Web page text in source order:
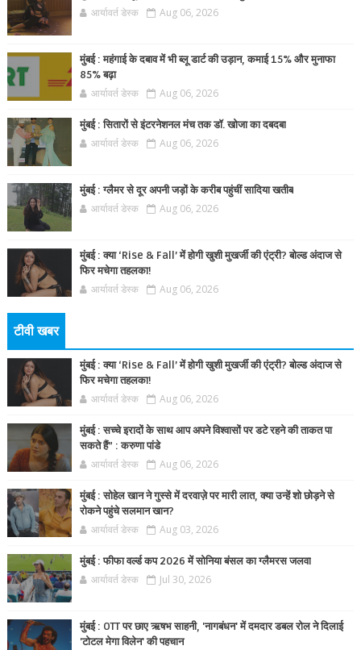
आर्यावर्त डेस्क Aug 06, 2026
मुंबई : महंगाई के दबाव में भी ब्लू डार्ट की उड़ान, कमाई 15% और मुनाफा
85% बढ़ा
आर्यावर्त डेस्क Aug 06, 2026
मुंबई : सितारों से इंटरनेशनल मंच तक डॉ. खोजा का दबदबा
आर्यावर्त डेस्क Aug 06, 2026
मुंबई : ग्लैमर से दूर अपनी जड़ों के करीब पहुंचीं सादिया खतीब
आर्यावर्त डेस्क Aug 06, 2026
मुंबई : क्या ‘Rise & Fall’ में होगी खुशी मुखर्जी की एंट्री? बोल्ड अंदाज से
फिर मचेगा तहलका!
आर्यावर्त डेस्क Aug 06, 2026
टीवी खबर
मुंबई : क्या ‘Rise & Fall’ में होगी खुशी मुखर्जी की एंट्री? बोल्ड अंदाज से
फिर मचेगा तहलका!
आर्यावर्त डेस्क Aug 06, 2026
मुंबई : सच्चे इरादों के साथ आप अपने विश्वासों पर डटे रहने की ताकत पा
सकते हैं” : करुणा पांडे
आर्यावर्त डेस्क Aug 06, 2026
मुंबई : सोहेल खान ने गुस्से में दरवाज़े पर मारी लात, क्या उन्हें शो छोड़ने से
रोकने पहुंचे सलमान खान?
आर्यावर्त डेस्क Aug 03, 2026
मुंबई : फीफा वर्ल्ड कप 2026 में सोनिया बंसल का ग्लैमरस जलवा
आर्यावर्त डेस्क Jul 30, 2026
मुंबई : OTT पर छाए ऋषभ साहनी, 'नागबंधन' में दमदार डबल रोल ने दिलाई
'टोटल मेगा विलेन' की पहचान